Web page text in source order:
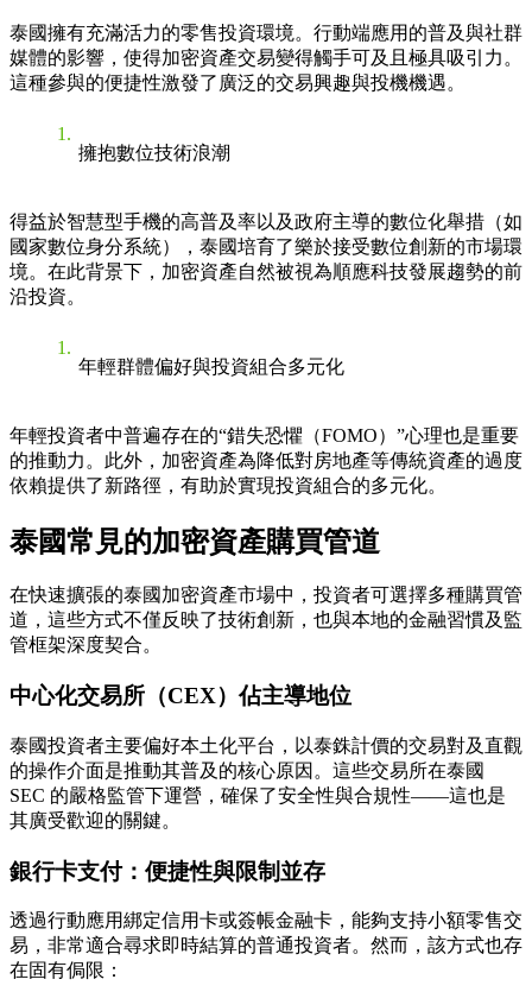
泰國擁有充滿活力的零售投資環境。行動端應用的普及與社群
媒體的影響，使得加密資產交易變得觸手可及且極具吸引力。
這種參與的便捷性激發了廣泛的交易興趣與投機機遇。
擁抱數位技術浪潮
得益於智慧型手機的高普及率以及政府主導的數位化舉措（如
國家數位身分系統），泰國培育了樂於接受數位創新的市場環
境。在此背景下，加密資產自然被視為順應科技發展趨勢的前
沿投資。
年輕群體偏好與投資組合多元化
年輕投資者中普遍存在的“錯失恐懼（FOMO）”心理也是重要
的推動力。此外，加密資產為降低對房地產等傳統資產的過度
依賴提供了新路徑，有助於實現投資組合的多元化。
泰國常見的加密資產購買管道
在快速擴張的泰國加密資產市場中，投資者可選擇多種購買管
道，這些方式不僅反映了技術創新，也與本地的金融習慣及監
管框架深度契合。
中心化交易所（CEX）佔主導地位
泰國投資者主要偏好本土化平台，以泰銖計價的交易對及直觀
的操作介面是推動其普及的核心原因。這些交易所在泰國
SEC 的嚴格監管下運營，確保了安全性與合規性——這也是
其廣受歡迎的關鍵。
銀行卡支付：便捷性與限制並存
透過行動應用綁定信用卡或簽帳金融卡，能夠支持小額零售交
易，非常適合尋求即時結算的普通投資者。然而，該方式也存
在固有侷限：